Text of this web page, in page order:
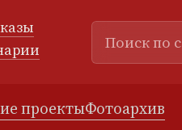
проектыФотоархив